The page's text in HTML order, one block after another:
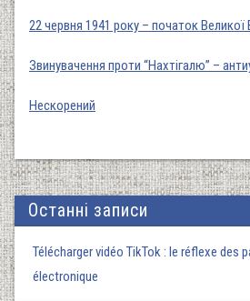
22 червня 1941 року – початок Великої
Звинувачення проти “Нахтігалю” –
Нескорений
Останні записи
Télécharger vidéo TikTok : le réflexe des
électronique